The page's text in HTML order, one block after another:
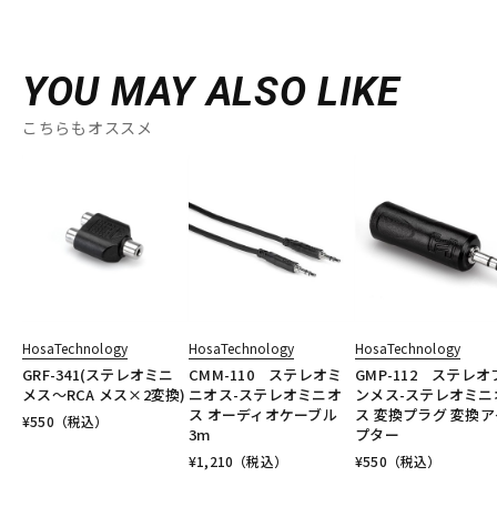
YOU MAY ALSO LIKE
こちらもオススメ
HosaTechnology
GRF-341(ステレオミニ
メス～RCA メス×2変換)
¥550 （税込）
HosaTechnology
CMM-110 ステレオミ
ニオス-ステレオミニオ
ス オーディオケーブル
3m
¥1,210 （税込）
HosaTechnology
GMP-112 ステレオ
ンメス-ステレオミニ
ス 変換プラグ 変換
プター
¥550 （税込）